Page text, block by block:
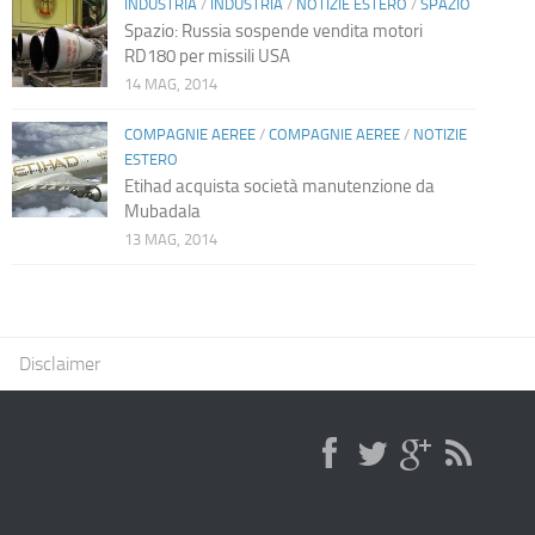
INDUSTRIA / INDUSTRIA / NOTIZIE ESTERO / SPAZIO
Spazio: Russia sospende vendita motori
RD180 per missili USA
14 MAG, 2014
COMPAGNIE AEREE/ COMPAGNIE AEREE/ NOTIZIE
ESTERO
Etihad acquista società manutenzione da
Mubadala
13 MAG, 2014
Disclaimer